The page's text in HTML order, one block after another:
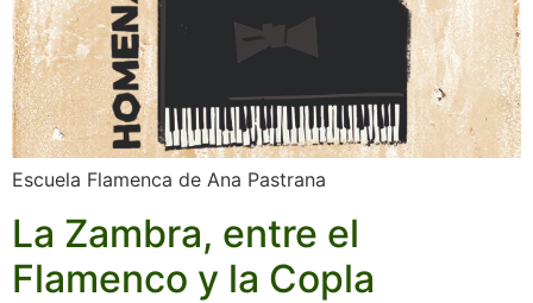
Escuela Flamenca de Ana Pastrana
La Zambra, entre el
Flamenco y la Copla